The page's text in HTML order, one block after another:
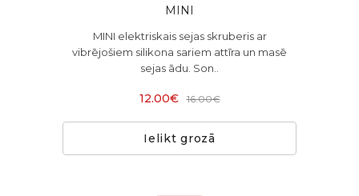
MINI
MINI elektriskais sejas skruberis ar
vibrējošiem silikona sariem attīra un masē
sejas ādu. Son..
12.00€ 16.00€
Ielikt grozā